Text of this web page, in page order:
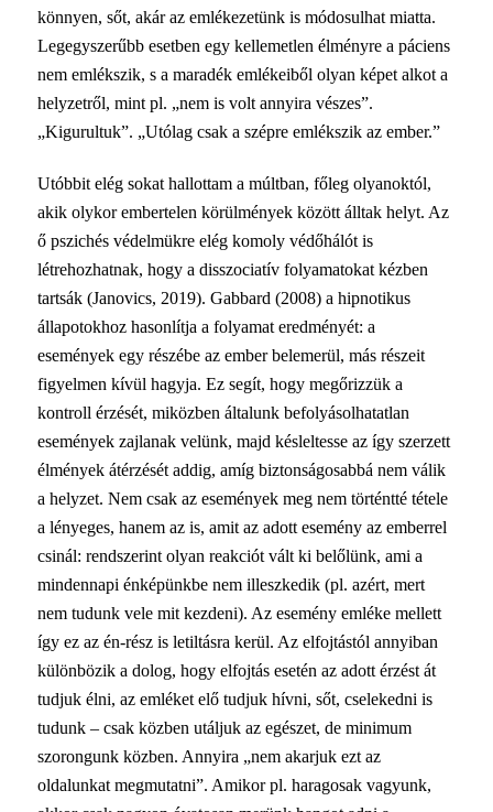
könnyen, sőt, akár az emlékezetünk is módosulhat miatta.
Legegyszerűbb esetben egy kellemetlen élményre a páciens
nem emlékszik, s a maradék emlékeiből olyan képet alkot a
helyzetről, mint pl. „nem is volt annyira vészes”.
„Kigurultuk”. „Utólag csak a szépre emlékszik az ember.”
Utóbbit elég sokat hallottam a múltban, főleg olyanoktól,
akik olykor embertelen körülmények között álltak helyt. Az
ő pszichés védelmükre elég komoly védőhálót is
létrehozhatnak, hogy a disszociatív folyamatokat kézben
tartsák (Janovics, 2019). Gabbard (2008) a hipnotikus
állapotokhoz hasonlítja a folyamat eredményét: a
események egy részébe az ember belemerül, más részeit
figyelmen kívül hagyja. Ez segít, hogy megőrizzük a
kontroll érzését, miközben általunk befolyásolhatatlan
események zajlanak velünk, majd késleltesse az így szerzett
élmények átérzését addig, amíg biztonságosabbá nem válik
a helyzet. Nem csak az események meg nem történtté tétele
a lényeges, hanem az is, amit az adott esemény az emberrel
csinál: rendszerint olyan reakciót vált ki belőlünk, ami a
mindennapi énképünkbe nem illeszkedik (pl. azért, mert
nem tudunk vele mit kezdeni). Az esemény emléke mellett
így ez az én-rész is letiltásra kerül. Az elfojtástól annyiban
különbözik a dolog, hogy elfojtás esetén az adott érzést át
tudjuk élni, az emléket elő tudjuk hívni, sőt, cselekedni is
tudunk – csak közben utáljuk az egészet, de minimum
szorongunk közben. Annyira „nem akarjuk ezt az
oldalunkat megmutatni”. Amikor pl. haragosak vagyunk,